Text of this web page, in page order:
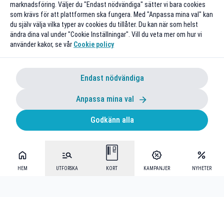
HEM UTFORSKA KORT KAMPANJER NYHETER
marknadsföring. Väljer du "Endast nödvändiga" sätter vi bara cookies
som krävs för att plattformen ska fungera. Med "Anpassa mina val" kan
du själv välja vilka typer av cookies du tillåter. Du kan när som helst
ändra dina val under "Cookie Inställningar". Vill du veta mer om hur vi
använder kakor, se vår Cookie policy
Endast nödvändiga
Anpassa mina val
Godkänn alla